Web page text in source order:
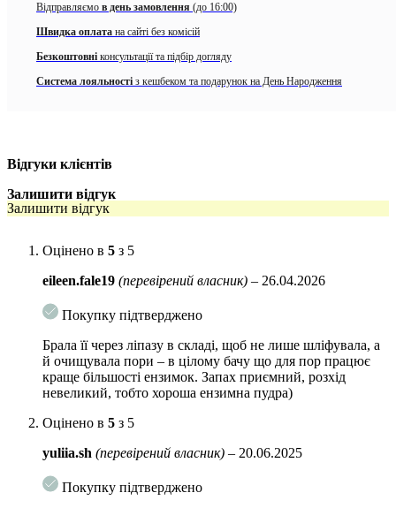
Робить шкіру чистою, гладенькою, шовковистою та
пружною, вирівнює мікрорельєф
Насичує і пом’якшує шкіру
Швидко розчиняється, утворюючи пишну піну, що зменшує
Має зволожуючу дію
Активні компоненти:
шкіри, тоді як ліпаза розщеплює жир, зберігаючи пори
чистими.
Мигдалева кислота– руйнує зв’язки між окремими
шкіри, надає їй м’якість, приємну гладкість і рівний тон,
бореться з симптомами гіперкератозу (потовщення рогового
шару), усуває сильні лущення та грубі ділянки.
Екстракт інжиру
– захищає шкіру від передчасного
старіння, дарує комфортне зволоження, розгладжує рельєф
та покращує тонус шкіри.
Особливості використання:
Невелику кількість пудри змішати з водою, нанести на вологе
обличчя, промасажувати, потім змити.
Відправляємо в день замовлення (до 16:00)
Швидка оплата на сайті без комісій
Безкоштовні консультації та підбір догляду
Система лояльності з кешбеком та подарунок на День Народження
Відгуки клієнтів
Залишити відгук
Залишити відгук
Оцінено в 5 з 5
eileen.fale19 (перевірений власник) – 26.04.2026
Покупку підтверджено
Брала її через ліпазу в складі, щоб не лише шліфувала, а
й очищувала пори – в цілому бачу що для пор працює
краще більшості ензимок. Запах приємний, розхід
невеликий, тобто хороша ензимна пудра)
Оцінено в 5 з 5
yuliia.sh (перевірений власник) – 20.06.2025
Покупку підтверджено